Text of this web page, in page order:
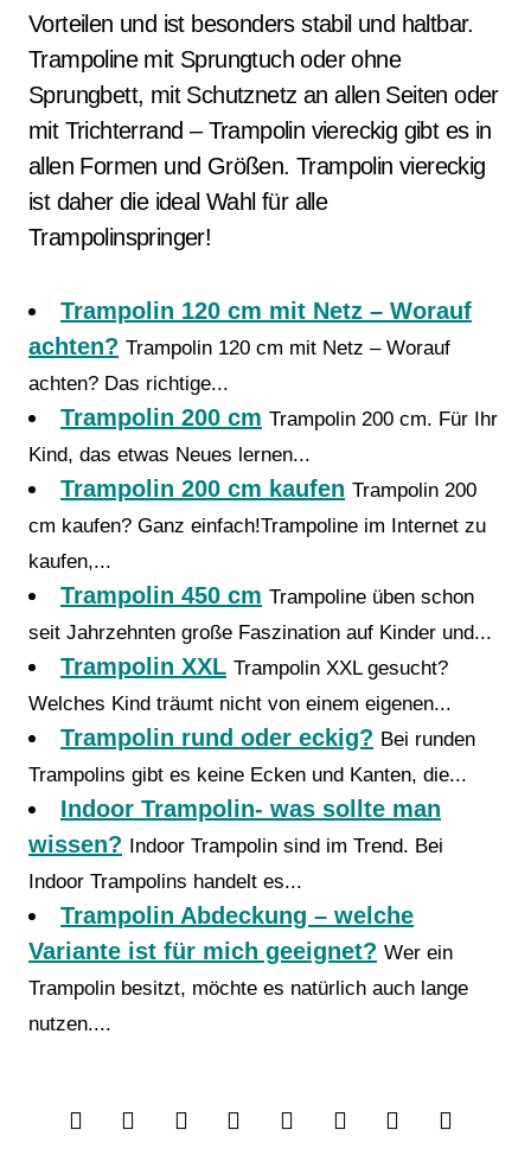
Vorteilen und ist besonders stabil und haltbar.
Trampoline mit Sprungtuch oder ohne
Sprungbett, mit Schutznetz an allen Seiten oder
mit Trichterrand – Trampolin viereckig gibt es in
allen Formen und Größen. Trampolin viereckig
ist daher die ideal Wahl für alle
Trampolinspringer!
Trampolin 120 cm mit Netz – Worauf
achten? Trampolin 120 cm mit Netz – Worauf
achten? Das richtige...
Trampolin 200 cm Trampolin 200 cm. Für Ihr
Kind, das etwas Neues lernen...
Trampolin 200 cm kaufen Trampolin 200
cm kaufen? Ganz einfach!Trampoline im Internet zu
kaufen,...
Trampolin 450 cm Trampoline üben schon
seit Jahrzehnten große Faszination auf Kinder und...
Trampolin XXL Trampolin XXL gesucht?
Welches Kind träumt nicht von einem eigenen...
Trampolin rund oder eckig? Bei runden
Trampolins gibt es keine Ecken und Kanten, die...
Indoor Trampolin- was sollte man
wissen? Indoor Trampolin sind im Trend. Bei
Indoor Trampolins handelt es...
Trampolin Abdeckung – welche
Variante ist für mich geeignet? Wer ein
Trampolin besitzt, möchte es natürlich auch lange
nutzen....